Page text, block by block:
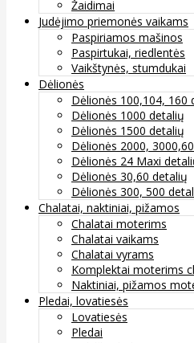
Žaidimai
Judėjimo priemonės vaikams
Paspiriamos mašinos
Paspirtukai, riedlentės
Vaikštynės, stumdukai
Dėlionės
Dėlionės 100,104, 160
Dėlionės 1000 detalių
Dėlionės 1500 detalių
Dėlionės 2000,
Dėlionės 24 Maxi
Dėlionės 30,60 detalių
Dėlionės 300, 500
Chalatai, naktiniai, pižamos
Chalatai moterims
Chalatai vaikams
Chalatai vyrams
Komplektai moterims
Naktiniai, pižamos
Pledai, lovatiesės
Lovatiesės
Pledai